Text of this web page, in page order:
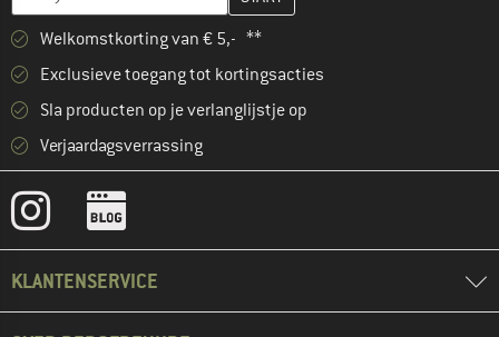
Welkomstkorting van € 5,- **
Exclusieve toegang tot kortingsacties
Sla producten op je verlanglijstje op
Verjaardagsverrassing
KLANTENSERVICE